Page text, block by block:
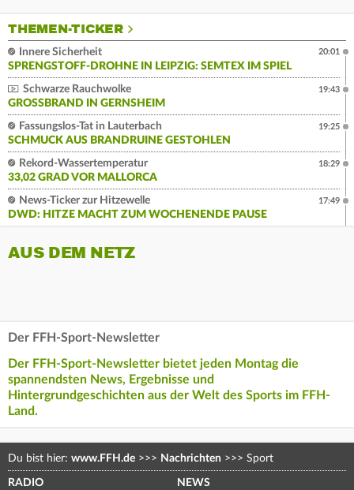
THEMEN-TICKER
Innere Sicherheit
SPRENGSTOFF-DROHNE IN LEIPZIG: SEMTEX IM SPIEL
20:01
Schwarze Rauchwolke
GROSSBRAND IN GERNSHEIM
19:43
Fassungslos-Tat in Lauterbach
SCHMUCK AUS BRANDRUINE GESTOHLEN
19:25
Rekord-Wassertemperatur
33,02 GRAD VOR MALLORCA
18:29
News-Ticker zur Hitzewelle
DWD: HITZE MACHT ZUM WOCHENENDE PAUSE
17:49
AUS DEM NETZ
Der FFH-Sport-Newsletter
Der FFH-Sport-Newsletter bietet jeden Montag die
spannendsten News, Ergebnisse und
Hintergrundgeschichten aus der Welt des Sports im FFH-
Land.
Du bist hier: www.FFH.de >>> Nachrichten >>> Sport
RADIO NEWS